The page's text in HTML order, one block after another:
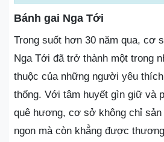
Bánh gai Nga Tới
Trong suốt hơn 30 năm qua, cơ
Nga Tới đã trở thành một trong
thuộc của những người yêu
thống. Với tâm huyết gìn giữ và
quê hương, cơ sở không chỉ
ngon mà còn khẳng được